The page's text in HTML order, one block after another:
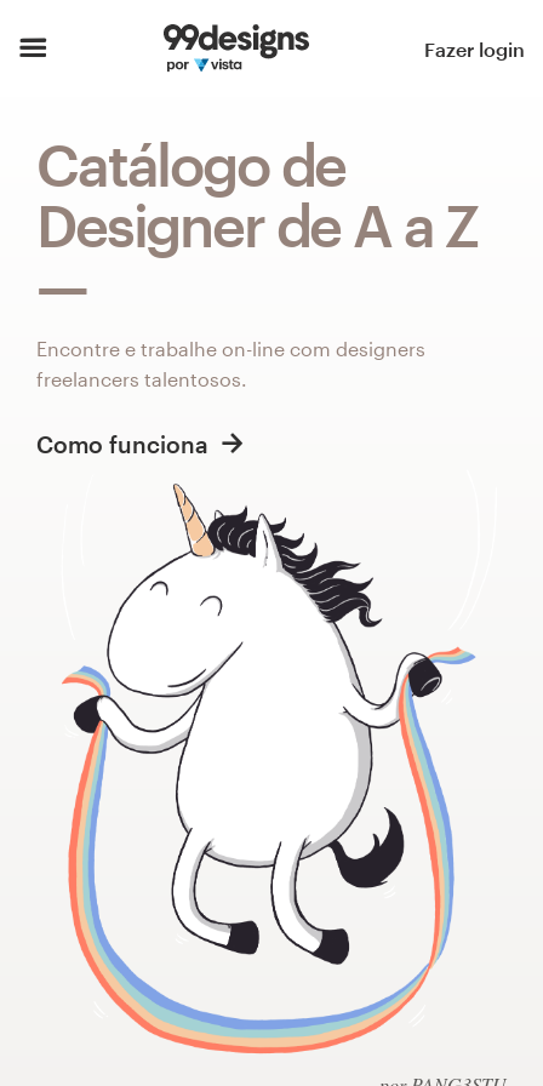
Fazer login
Catálogo de
Designer de A a Z
Encontre e trabalhe on-line com designers
freelancers talentosos.
Como funciona
Página inicial
Como funciona
Encontre um designer
Inspiração
99designs Pro
Concursos de designs
Projetos 1-para-1
Encontre um designer
Veja inspirações
99designs Studio
99designs Pro